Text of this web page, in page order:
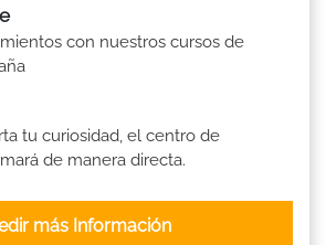
con nuestros cursos de
tu curiosidad, el centro de
de manera directa.
más Información